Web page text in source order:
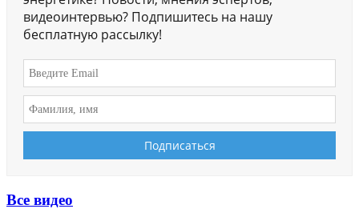
видеоинтервью? Подпишитесь на нашу
бесплатную рассылку!
Все видео